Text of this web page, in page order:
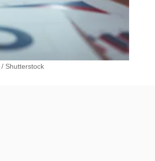
/ Shutterstock